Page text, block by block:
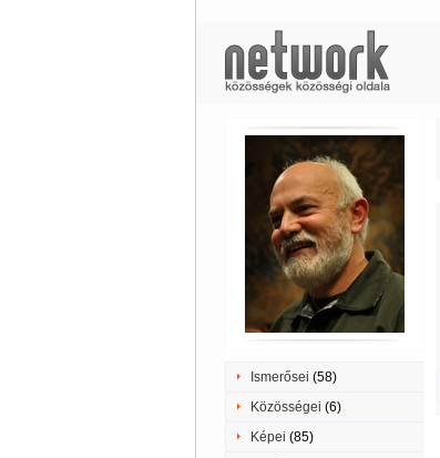
Ismerősei (58)
Közösségei (6)
Képei (85)